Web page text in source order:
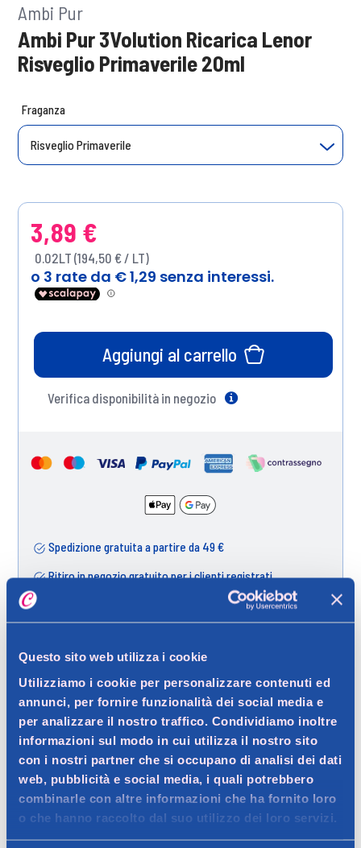
Questo sito web utilizza i cookie
Utilizziamo i cookie per personalizzare contenuti ed
annunci, per fornire funzionalità dei social media e
per analizzare il nostro traffico. Condividiamo inoltre
informazioni sul modo in cui utilizza il nostro sito
con i nostri partner che si occupano di analisi dei dati
web, pubblicità e social media, i quali potrebbero
combinarle con altre informazioni che ha fornito loro
o che hanno raccolto dal suo utilizzo dei loro servizi.
Ambi Pur
Ambi Pur 3Volution Ricarica Lenor
Risveglio Primaverile 20ml
Fraganza
Risveglio Primaverile
3,89 €
0.02LT (194,50 € / LT)
Aggiungi al carrello
Verifica disponibilità in negozio
Spedizione gratuita a partire da 49 €
Ritiro in negozio gratuito per i clienti registrati
Dettagli prodotto
Descrizione
Ricarica per diffusore elettrico Ambi Pur 3Volution con
fragranza Risveglio Primaverile ispirata alla freschezza
naturale del Lenor.
Contatto del produttore
Dettagli